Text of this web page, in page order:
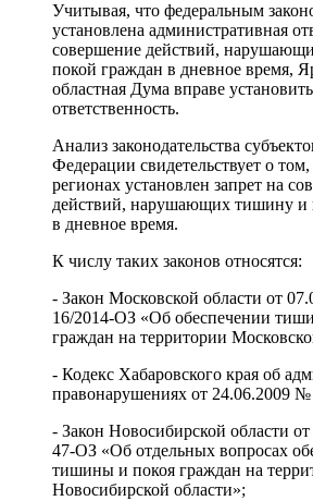
Учитывая, что федеральным
установлена административная
совершение действий,
покой граждан в дневное время,
областная Дума вправе
ответственность.
Анализ законодательства
Федерации свидетельствует о
регионах установлен запрет на
действий, нарушающих тишину и
в дневное время.
К числу таких законов относятся:
- Закон Московской области от
16/2014-ОЗ «Об обеспечении
граждан на территории
- Кодекс Хабаровского края об
правонарушениях от 24.06.2009 №
- Закон Новосибирской области
47-ОЗ «Об отдельных вопросах
тишины и покоя граждан на
Новосибирской области»;